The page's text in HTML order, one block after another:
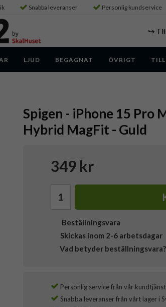
Snabba leveranser Personlig kundservice
↪️
LJUD BEGAGNAT ÖVRIGT
Spigen - iPhone 15 Pro
Hybrid MagFit - Guld
349 kr
Beställningsvara
Skickas inom 2-6 arbetsdagar
Vad betyder beställningsvara?
Personlig service från vår kundtjänst
Snabba leveranser från vårt lager i